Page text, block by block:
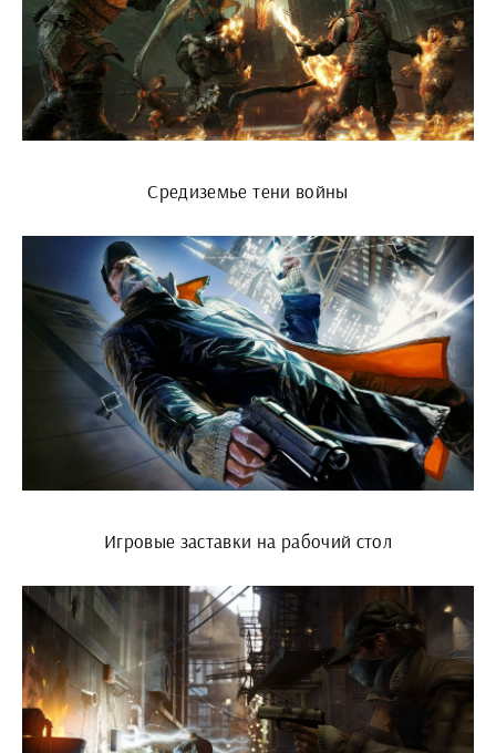
Средиземье тени войны
Игровые заставки на рабочий стол